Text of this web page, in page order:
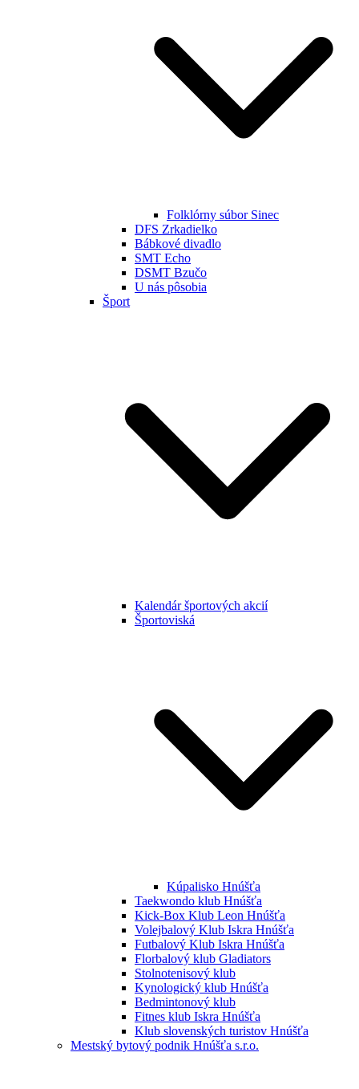
Folklórny súbor Sinec
DFS Zrkadielko
Bábkové divadlo
SMT Echo
DSMT Bzučo
U nás pôsobia
Šport
Kalendár športových akcií
Športoviská
Kúpalisko Hnúšťa
Taekwondo klub Hnúšťa
Kick-Box Klub Leon Hnúšťa
Volejbalový Klub Iskra Hnúšťa
Futbalový Klub Iskra Hnúšťa
Florbalový klub Gladiators
Stolnotenisový klub
Kynologický klub Hnúšťa
Bedmintonový klub
Fitnes klub Iskra Hnúšťa
Klub slovenských turistov Hnúšťa
Mestský bytový podnik Hnúšťa s.r.o.